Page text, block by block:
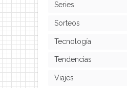
Series
Sorteos
Tecnología
Tendencias
Viajes